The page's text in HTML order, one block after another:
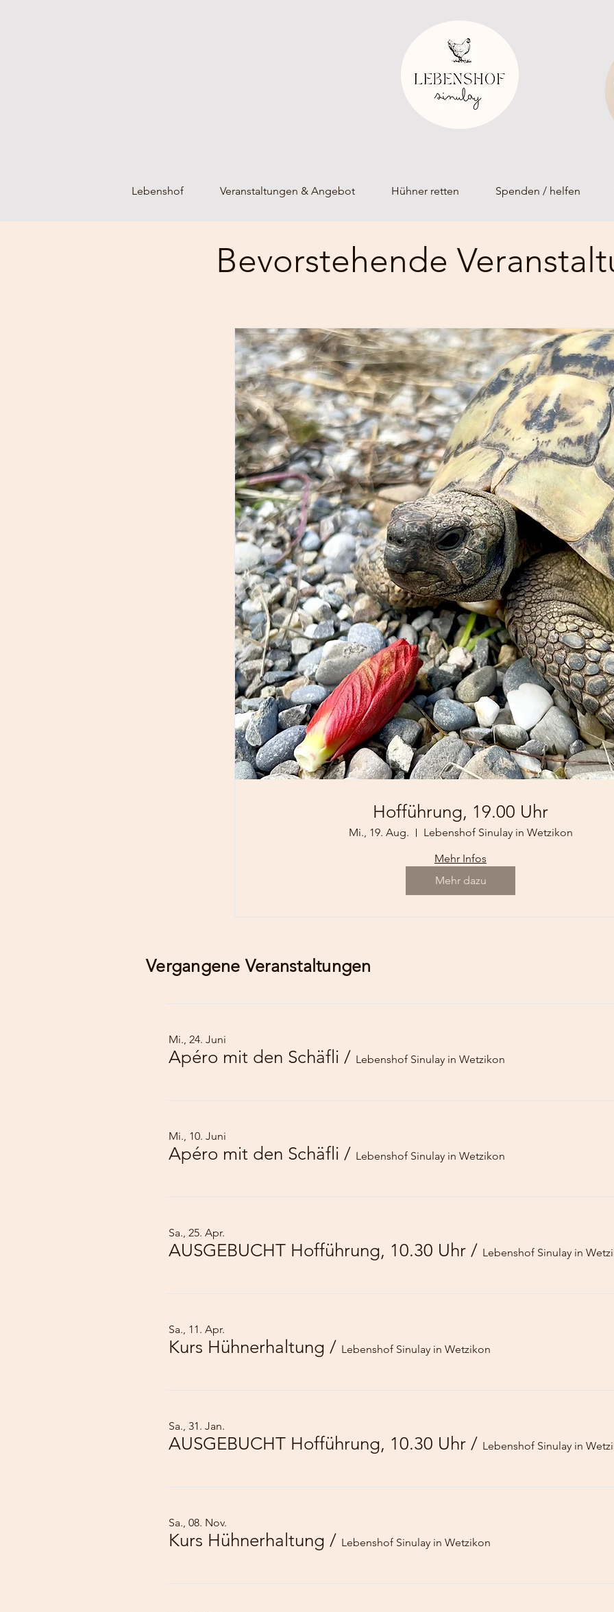
Lebenshof Veranstaltungen & Angebot Hühner retten Spenden / helfen
Bevorstehende
Hofführung, 19.00 Uhr
Mi., 19. Aug.
Lebenshof Sinulay in Wetzikon
Mehr Infos
Mehr dazu
Vergangene Veranstaltungen
Mi., 24. Juni
Apéro mit den Schäfli / Lebenshof Sinulay in Wetzikon
Mi., 10. Juni
Apéro mit den Schäfli / Lebenshof Sinulay in Wetzikon
Sa., 25. Apr.
AUSGEBUCHT Hofführung, 10.30 Uhr / Lebenshof Sinulay in
Sa., 11. Apr.
Kurs Hühnerhaltung / Lebenshof Sinulay in Wetzikon
Sa., 31. Jan.
AUSGEBUCHT Hofführung, 10.30 Uhr / Lebenshof Sinulay in
Sa., 08. Nov.
Kurs Hühnerhaltung / Lebenshof Sinulay in Wetzikon